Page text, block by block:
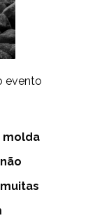
evento
molda